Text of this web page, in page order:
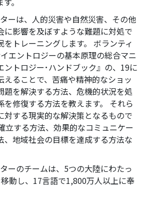
ーは、人的災害や自然災害、その他
に影響を及ぼすような難題に対処で
をトレーニングします。 ボランティ
エントロジーの基本原理の総合マニ
ントロジー･ハンドブック』の、19に
えることで、苦痛や精神的なショッ
題を解決する方法、危機的状況を処
修復する方法を教えます。
それら
対する現実的な解決策となるもので
立する方法、効果的なコミュニケー
、地域社会の目標を達成する方法な
ーのチームは、5つの大陸にわたっ
動し、17言語で1,800万人以上に奉